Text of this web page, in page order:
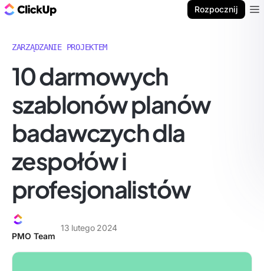
Rozpocznij
ZARZĄDZANIE PROJEKTEM
10 darmowych
szablonów planów
badawczych dla
zespołów i
profesjonalistów
PMO Team
13 lutego 2024